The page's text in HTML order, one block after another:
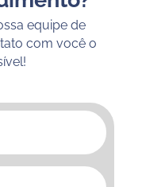
equipe de
com você o